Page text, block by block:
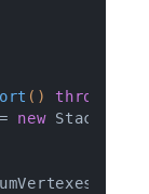
() throws
new Stack<>();